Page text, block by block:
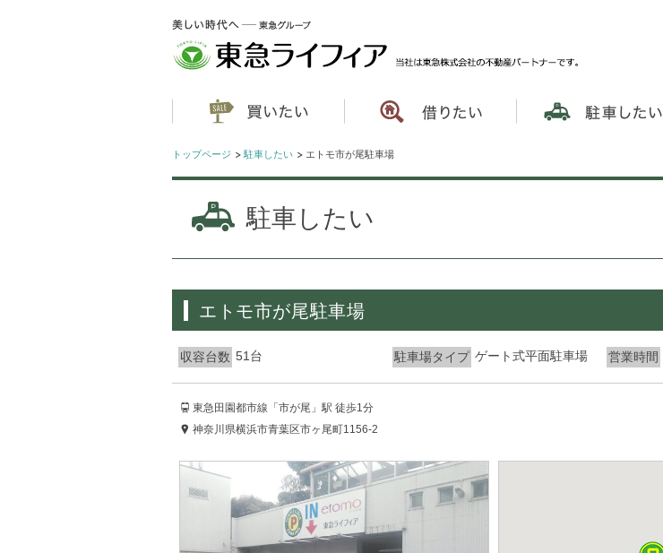
トップページ 駐車したい エトモ市が尾駐車場
駐車したい
エトモ市が尾駐車場
収容台数 51台 駐車場タイプ ゲート式平面駐車場 営業時間
東急田園都市線「市が尾」駅 徒歩1分
神奈川県横浜市青葉区市ヶ尾町1156-2